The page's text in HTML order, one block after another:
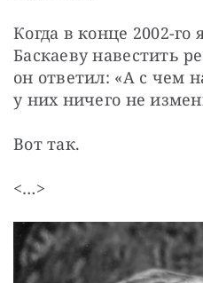
Когда в конце 2002-
Баскаеву навестить
он ответил: «А с чем
у них ничего не
Вот так.
<…>